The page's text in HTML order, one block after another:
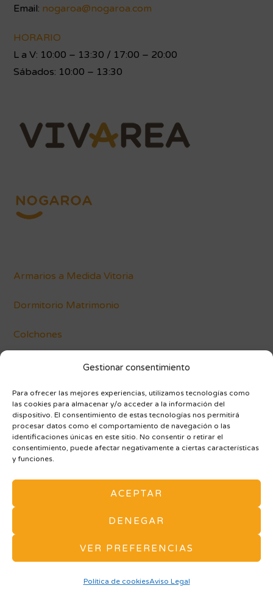
Gestionar consentimiento
Para ofrecer las mejores experiencias, utilizamos tecnologías como
las cookies para almacenar y/o acceder a la información del
dispositivo. El consentimiento de estas tecnologías nos permitirá
procesar datos como el comportamiento de navegación o las
identificaciones únicas en este sitio. No consentir o retirar el
consentimiento, puede afectar negativamente a ciertas características
y funciones.
ACEPTAR
DENEGAR
VER PREFERENCIAS
Política de cookiesAviso Legal
Email: nogaroa@nogaroa.com
HORARIO
L a V: 10:00 – 13:30 / 17:00 – 20:00
Sábados: 10:00 – 13:30
Armarios a Medida Vitoria
Dormitorio Matrimonio
Colchones
Blog
AVISO LEGAL Y POLÍTICA DE PRIVACIDAD
ARMARIOS A MEDIDA
MAPA DE SITIO
Tu tienda de Muebles y Decoración en Vitoria. -
Vivarea Nogaroa © Todos los derechos reservados. -
Diseño Web Zaragoza Balboa Media